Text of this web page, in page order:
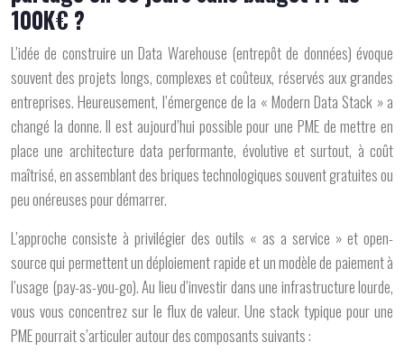
100K€ ?
L’idée de construire un Data Warehouse (entrepôt de données) évoque
souvent des projets longs, complexes et coûteux, réservés aux grandes
entreprises. Heureusement, l’émergence de la « Modern Data Stack » a
changé la donne. Il est aujourd’hui possible pour une PME de mettre en
place une architecture data performante, évolutive et surtout, à coût
maîtrisé, en assemblant des briques technologiques souvent gratuites ou
peu onéreuses pour démarrer.
L’approche consiste à privilégier des outils « as a service » et open-
source qui permettent un déploiement rapide et un modèle de paiement à
l’usage (pay-as-you-go). Au lieu d’investir dans une infrastructure lourde,
vous vous concentrez sur le flux de valeur. Une stack typique pour une
PME pourrait s’articuler autour des composants suivants :